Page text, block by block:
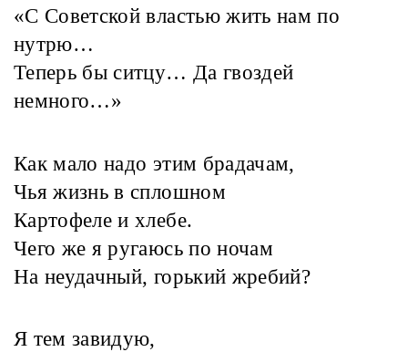
«С Советской властью жить нам по
нутрю…
Теперь бы ситцу… Да гвоздей
немного…»
Как мало надо этим брадачам,
Чья жизнь в сплошном
Картофеле и хлебе.
Чего же я ругаюсь по ночам
На неудачный, горький жребий?
Я тем завидую,